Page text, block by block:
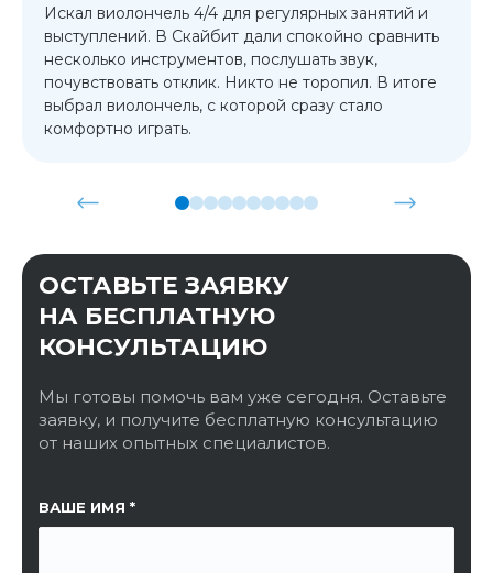
Искал виолончель 4/4 для регулярных занятий и
выступлений. В Скайбит дали спокойно сравнить
несколько инструментов, послушать звук,
почувствовать отклик. Никто не торопил. В итоге
выбрал виолончель, с которой сразу стало
комфортно играть.
ОСТАВЬТЕ ЗАЯВКУ
НА БЕСПЛАТНУЮ
КОНСУЛЬТАЦИЮ
Мы готовы помочь вам уже сегодня. Оставьте
заявку, и получите бесплатную консультацию
от наших опытных специалистов.
ВАШЕ ИМЯ
ССЫЛКА НА СТРАНИЦУ